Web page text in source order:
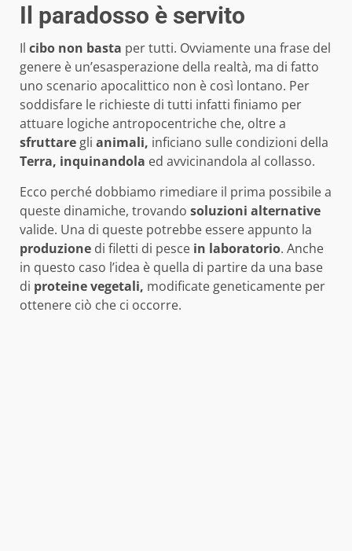
Il paradosso è servito
Il cibo non basta per tutti. Ovviamente una frase del
genere è un’esasperazione della realtà, ma di fatto
uno scenario apocalittico non è così lontano. Per
soddisfare le richieste di tutti infatti finiamo per
attuare logiche antropocentriche che, oltre a
sfruttare gli animali, inficiano sulle condizioni della
Terra, inquinandola ed avvicinandola al collasso.
Ecco perché dobbiamo rimediare il prima possibile a
queste dinamiche, trovando soluzioni alternative
valide. Una di queste potrebbe essere appunto la
produzione di filetti di pesce in laboratorio. Anche
in questo caso l’idea è quella di partire da una base
di proteine vegetali, modificate geneticamente per
ottenere ciò che ci occorre.